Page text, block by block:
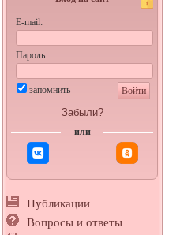
E-mail:
Пароль:
запомнить Войти
Забыли?
или
Публикации
Вопросы и ответы